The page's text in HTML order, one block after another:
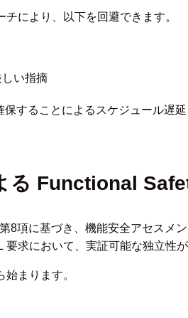
により、以下を回避できます。
い指摘
保することによるスケジュール遅延
る Functional
8項に基づき、機能安全アセスメ
要求において、実証可能な独立性
まります。